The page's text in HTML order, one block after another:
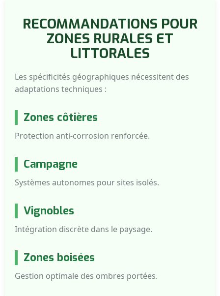
RECOMMANDATIONS POUR
ZONES RURALES ET
LITTORALES
Les spécificités géographiques nécessitent des
adaptations techniques :
Zones côtières
Protection anti-corrosion renforcée.
Campagne
Systèmes autonomes pour sites isolés.
Vignobles
Intégration discrète dans le paysage.
Zones boisées
Gestion optimale des ombres portées.